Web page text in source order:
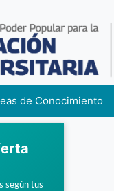
de Conocimiento
según tus